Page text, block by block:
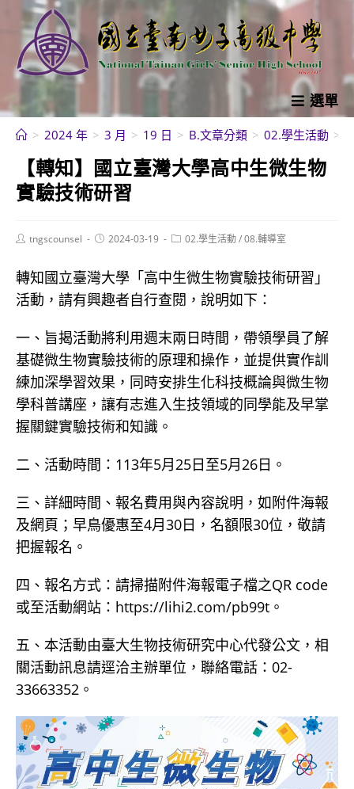
內
選單
> 2024 年 > 3 月 > 19 日 > B.文章分類 > 02.學生活動 >
【轉知】國立臺灣大學高中生微生物
實驗技術研習
Posttngscounsel
Post2024-03-19
Post02.學生活動/08.輔導室
轉知國立臺灣大學「高中生微生物實驗技術研習」
活動，請有興趣者自行查閱，說明如下：
一、旨揭活動將利用週末兩日時間，帶領學員了解
基礎微生物實驗技術的原理和操作，並提供實作訓
練加深學習效果，同時安排生化科技概論與微生物
學科普講座，讓有志進入生技領域的同學能及早掌
握關鍵實驗技術和知識。
二、活動時間：113年5月25日至5月26日。
三、詳細時間、報名費用與內容說明，如附件海報
及網頁；早鳥優惠至4月30日，名額限30位，敬請
把握報名。
四、報名方式：請掃描附件海報電子檔之QR code
或至活動網站：https://lihi2.com/pb99t。
五、本活動由臺大生物技術研究中心代發公文，相
關活動訊息請逕洽主辦單位，聯絡電話：02-
33663352。